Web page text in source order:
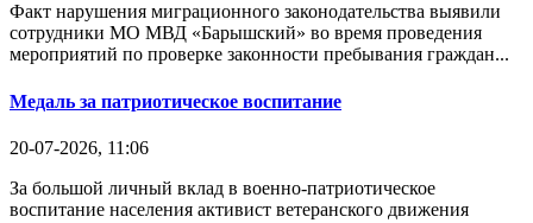
Факт нарушения миграционного законодательства выявили
сотрудники МО МВД «Барышский» во время проведения
мероприятий по проверке законности пребывания граждан...
Медаль за патриотическое воспитание
20-07-2026, 11:06
За большой личный вклад в военно-патриотическое
воспитание населения активист ветеранского движения